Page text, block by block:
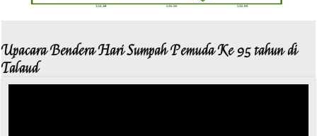
Upacara Bendera Hari Sumpah Pemuda Ke 95 tahun di
Talaud